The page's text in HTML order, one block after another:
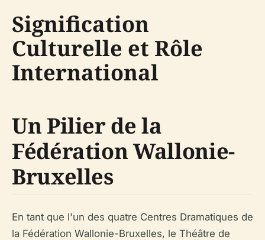
Signification
Culturelle et Rôle
International
Un Pilier de la
Fédération Wallonie-
Bruxelles
En tant que l'un des quatre Centres Dramatiques de
la Fédération Wallonie-Bruxelles, le Théâtre de